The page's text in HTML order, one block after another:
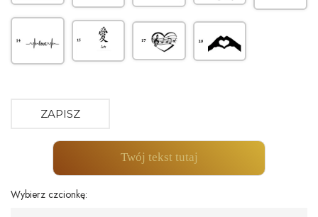
ZAPISZ
Twój tekst tutaj
Wybierz czcionkę: